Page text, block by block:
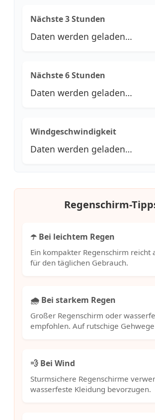
Nächste 3 Stunden
Daten werden geladen…
Nächste 6 Stunden
Daten werden geladen…
Windgeschwindigkeit
Daten werden geladen…
Regenschirm-
☂️ Bei leichtem Regen
Ein kompakter Regenschirm reicht
für den täglichen Gebrauch.
🌧️ Bei starkem Regen
Großer Regenschirm oder
empfohlen. Auf rutschige
💨 Bei Wind
Sturmsichere Regenschirme
wasserfeste Kleidung bevorzugen.